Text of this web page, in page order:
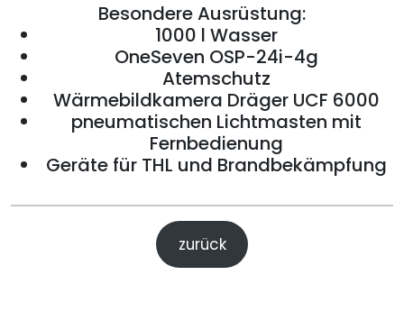
Besondere Ausrüstung:
1000 l Wasser
OneSeven OSP-24i-4g
Atemschutz
Wärmebildkamera Dräger UCF 6000
pneumatischen Lichtmasten mit
Fernbedienung
Geräte für THL und Brandbekämpfung
zurück